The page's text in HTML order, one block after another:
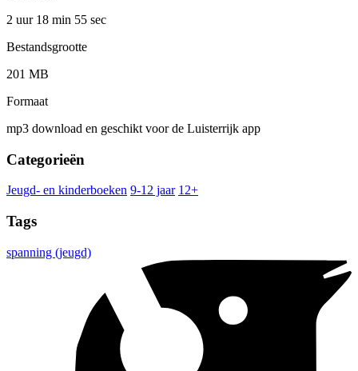
2 uur 18 min 55 sec
Bestandsgrootte
201 MB
Formaat
mp3 download en geschikt voor de Luisterrijk app
Categorieën
Jeugd- en kinderboeken 9-12 jaar 12+
Tags
spanning (jeugd)